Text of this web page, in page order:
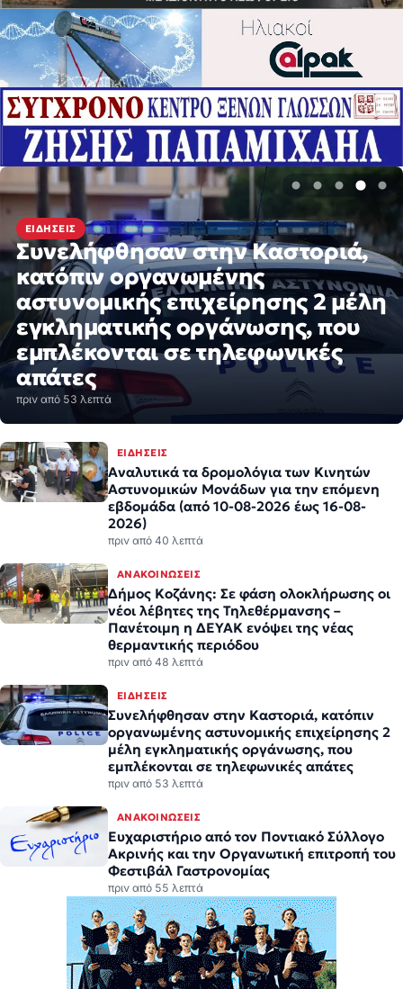
ΕΙΔΉΣΕΙΣ
Συνελήφθησαν στην Καστοριά,
κατόπιν οργανωμένης
αστυνομικής επιχείρησης 2 μέλη
εγκληματικής οργάνωσης, που
εμπλέκονται σε τηλεφωνικές
απάτες
πριν από 53 λεπτά
ΕΙΔΉΣΕΙΣ
Αναλυτικά τα δρομολόγια των Κινητών
Αστυνομικών Μονάδων για την επόμενη
εβδομάδα (από 10-08-2026 έως 16-08-
2026)
πριν από 40 λεπτά
ΑΝΑΚΟΙΝΏΣΕΙΣ
Δήμος Κοζάνης: Σε φάση ολοκλήρωσης οι
νέοι λέβητες της Τηλεθέρμανσης –
Πανέτοιμη η ΔΕΥΑΚ ενόψει της νέας
θερμαντικής περιόδου
πριν από 48 λεπτά
ΕΙΔΉΣΕΙΣ
Συνελήφθησαν στην Καστοριά, κατόπιν
οργανωμένης αστυνομικής επιχείρησης 2
μέλη εγκληματικής οργάνωσης, που
εμπλέκονται σε τηλεφωνικές απάτες
πριν από 53 λεπτά
ΑΝΑΚΟΙΝΏΣΕΙΣ
Ευχαριστήριο από τον Ποντιακό Σύλλογο
Ακρινής και την Οργανωτική επιτροπή του
Φεστιβάλ Γαστρονομίας
πριν από 55 λεπτά